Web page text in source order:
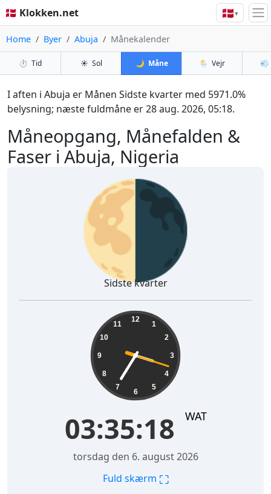
🇩🇰 Klokken.net 🇩🇰▾
Home Byer Abuja Månekalender
⏱️ Tid ☀️ Sol 🌙 Måne 🌦️ Vejr 💨
Måneopgang, Månefalden &
Faser i Abuja, Nigeria
I aften i Abuja er Månen Sidste kvarter med 5971.0%
belysning; næste fuldmåne er 28 aug. 2026, 05:18.
🌗
Sidste kvarter
12
1
2
3
4
5
6
7
8
9
10
11
03:35:19 WAT
torsdag den 6. august 2026
Fuld skærm ⛶